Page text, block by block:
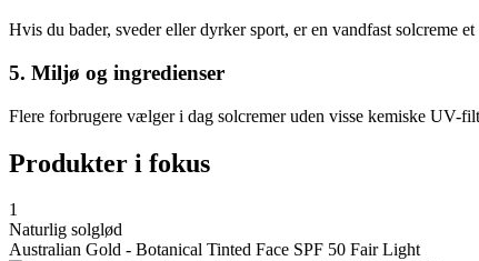
Hvis du bader, sveder eller dyrker sport, er en vandfast solcreme
5. Miljø og ingredienser
Flere forbrugere vælger i dag solcremer uden visse kemiske UV-
Produkter i fokus
1
Naturlig solglød
Australian Gold - Botanical Tinted Face SPF 50 Fair Light